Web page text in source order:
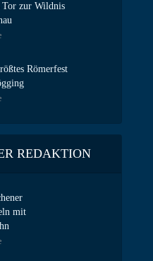
Tor zur Wildnis
Römerfest
REDAKTION
mit